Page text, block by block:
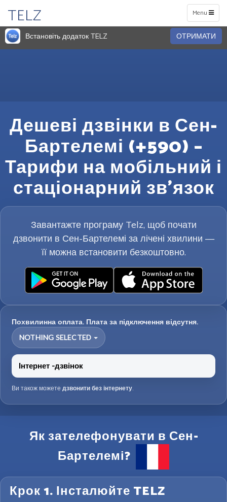
Toggle
navigation
Menu
TELZ
Встановіть додаток TELZ ОТРИМАТИ
Дешеві дзвінки в Сен-
Бартелемі (+590) –
Тарифи на мобільний і
стаціонарний зв’язок
Завантажте програму Telz, щоб почати
дзвонити в Сен-Бартелемі за лічені хвилини —
її можна встановити безкоштовно.
Похвилинна оплата. Плата за підключення відсутня.
NOTHING SELECTED
Інтернет -дзвінок
Ви також можете дзвонити без інтернету.
Як зателефонувати в Сен-
Бартелемі?
Крок 1. Інсталюйте TELZ